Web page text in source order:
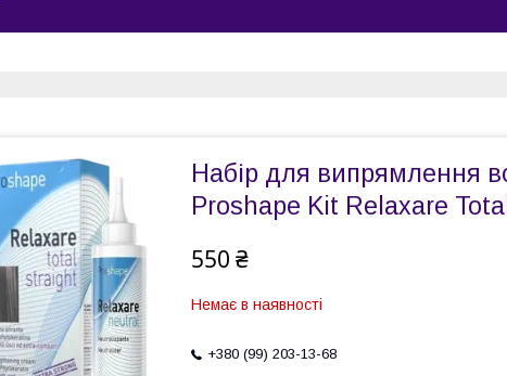
Набір для випрямлення
Proshape Kit Relaxare
550 ₴
Немає в наявності
+380 (99) 203-13-68